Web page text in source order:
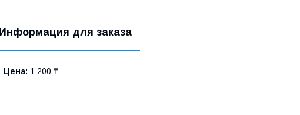
Информация для заказа
Цена: 1 200 ₸